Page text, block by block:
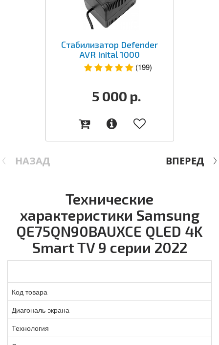
НАЗАД
Стабилизатор Defender
AVR Inital 1000
(199)
5 000 р.
ВПЕРЕД
Технические
характеристики Samsung
QE75QN90BAUXCE QLED 4K
Smart TV 9 серии 2022
Код товара
Диагональ экрана
Технология